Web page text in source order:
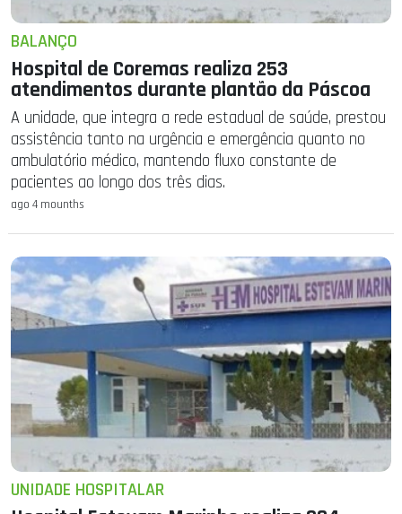
BALANÇO
Hospital de Coremas realiza 253
atendimentos durante plantão da Páscoa
A unidade, que integra a rede estadual de saúde, prestou
assistência tanto na urgência e emergência quanto no
ambulatório médico, mantendo fluxo constante de
pacientes ao longo dos três dias.
ago 4 mounths
UNIDADE HOSPITALAR